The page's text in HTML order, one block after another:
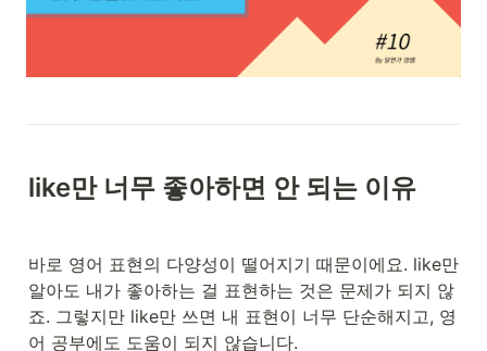
like만 너무 좋아하면 안 되는 이유
바로 영어 표현의 다양성이 떨어지기 때문이에요. like만
알아도 내가 좋아하는 걸 표현하는 것은 문제가 되지 않
죠. 그렇지만 like만 쓰면 내 표현이 너무 단순해지고, 영
어 공부에도 도움이 되지 않습니다.